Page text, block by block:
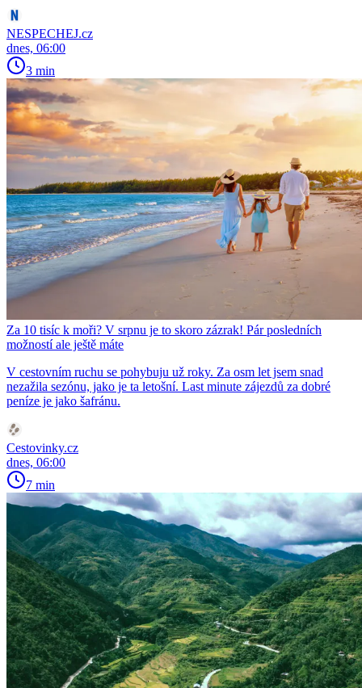
NESPECHEJ.cz
dnes, 06:00
3 min
Za 10 tisíc k moři? V srpnu je to skoro zázrak! Pár posledních
možností ale ještě máte
V cestovním ruchu se pohybuju už roky. Za osm let jsem snad
nezažila sezónu, jako je ta letošní. Last minute zájezdů za dobré
peníze je jako šafránu.
Cestovinky.cz
dnes, 06:00
7 min